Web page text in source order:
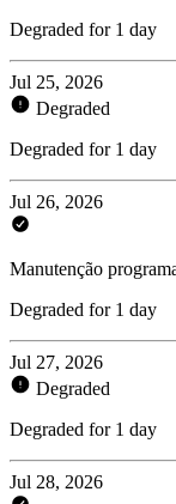
Degraded for 1 day
Jul 25, 2026
Degraded
Degraded for 1 day
Jul 26, 2026
Manutenção
Degraded for 1 day
Jul 27, 2026
Degraded
Degraded for 1 day
Jul 28, 2026